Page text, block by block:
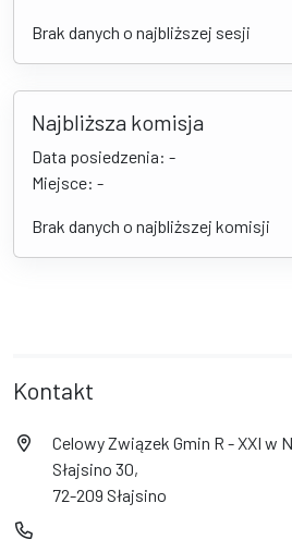
Brak danych o najbliższej sesji
Najbliższa komisja
Data posiedzenia: -
Miejsce: -
Brak danych o najbliższej komisji
Kontakt
Celowy Związek Gmin R - XXI w
Słajsino 30,
72-209 Słajsino